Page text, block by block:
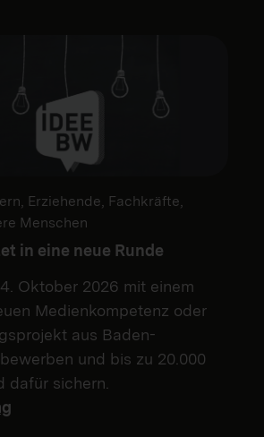
Erziehende, Fachkräfte,
Menschen
in eine neue Runde
Oktober 2026 mit einem
Medienkompetenz oder
aus Baden-
und bis zu 20.000
dafür sichern.